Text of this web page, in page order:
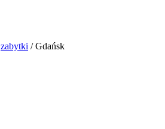
zabytki /Gdańsk